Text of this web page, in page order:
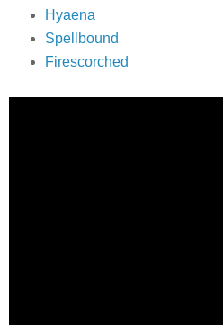
Hyaena
Spellbound
Firescorched